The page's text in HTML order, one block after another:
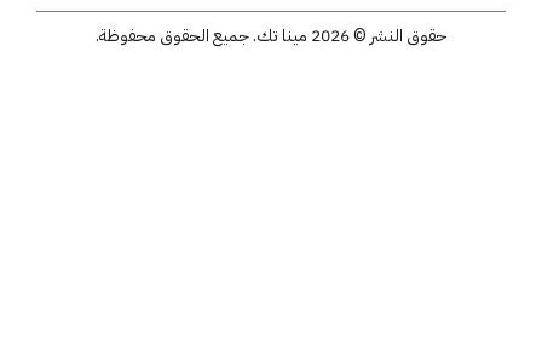
حقوق النشر © 2026 مينا تك. جميع الحقوق محفوظة.